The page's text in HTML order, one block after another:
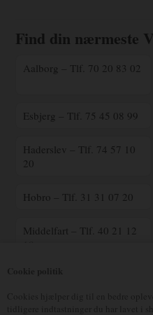
Find din nærmeste
Aalborg – Tlf. 70 20 83 02
Esbjerg – Tlf. 75 45 08 99
Haderslev – Tlf. 74 57 10
20
Hobro – Tlf. 31 31 07 20
Middelfart – Tlf. 40 21 12